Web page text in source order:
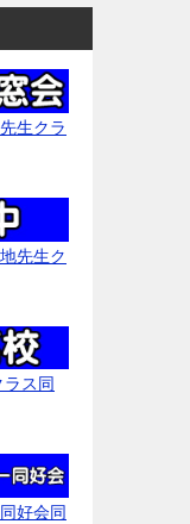
生クラ
先生ク
ス同
好会同